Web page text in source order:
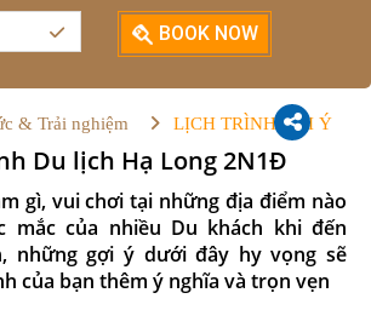
BOOK NOW
& Trải nghiệm LỊCH TRÌNH GỢI Ý
Du lịch Hạ Long 2N1Đ
gì, vui chơi tại những địa điểm nào
mắc của nhiều Du khách khi đến
những gợi ý dưới đây hy vọng sẽ
của bạn thêm ý nghĩa và trọn vẹn